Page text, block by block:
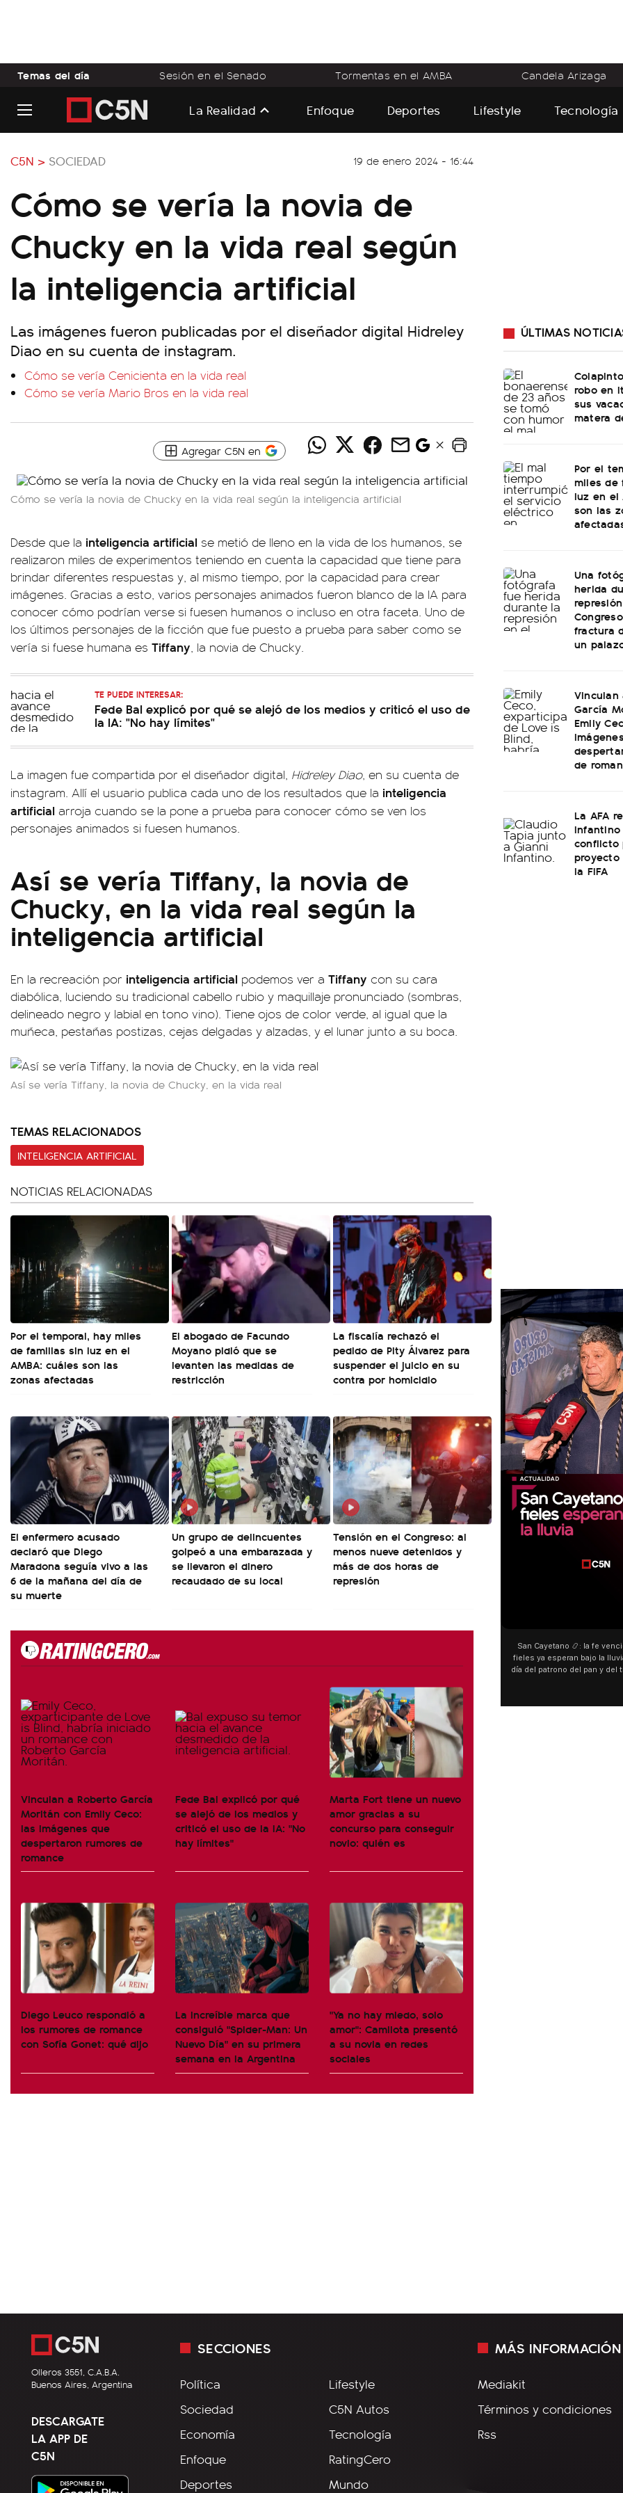
Temas del día Sesión en el Senado Tormentas en el AMBA Candela Arizaga
La Realidad Enfoque Deportes Lifestyle Tecnología
C5N > SOCIEDAD 19 de enero 2024 - 16:44
Cómo se vería la novia de
Chucky en la vida real según
la inteligencia artificial
Las imágenes fueron publicadas por el diseñador digital Hidreley
Diao en su cuenta de instagram.
Cómo se vería Cenicienta en la vida real
Cómo se vería Mario Bros en la vida real
Agregar C5N en
Cómo se vería la novia de Chucky en la vida real según la inteligencia artificial
Desde que la inteligencia artificial se metió de lleno en la vida de los humanos, se
realizaron miles de experimentos teniendo en cuenta la capacidad que tiene para
brindar diferentes respuestas y, al mismo tiempo, por la capacidad para crear
imágenes. Gracias a esto, varios personajes animados fueron blanco de la IA para
conocer cómo podrían verse si fuesen humanos o incluso en otra faceta. Uno de
los últimos personajes de la ficción que fue puesto a prueba para saber como se
vería si fuese humana es Tiffany, la novia de Chucky.
TE PUEDE INTERESAR:
Fede Bal explicó por qué se alejó de los medios y criticó el uso de
la IA: "No hay límites"
La imagen fue compartida por el diseñador digital, Hidreley Diao, en su cuenta de
instagram. Allí el usuario publica cada uno de los resultados que la inteligencia
artificial arroja cuando se la pone a prueba para conocer cómo se ven los
personajes animados si fuesen humanos.
Así se vería Tiffany, la novia de
Chucky, en la vida real según la
inteligencia artificial
En la recreación por inteligencia artificial podemos ver a Tiffany con su cara
diabólica, luciendo su tradicional cabello rubio y maquillaje pronunciado (sombras,
delineado negro y labial en tono vino). Tiene ojos de color verde, al igual que la
muñeca, pestañas postizas, cejas delgadas y alzadas, y el lunar junto a su boca.
Así se vería Tiffany, la novia de Chucky, en la vida real
TEMAS RELACIONADOS
INTELIGENCIA ARTIFICIAL
NOTICIAS RELACIONADAS
Por el temporal, hay miles
de familias sin luz en el
AMBA: cuáles son las
zonas afectadas
El abogado de Facundo
Moyano pidió que se
levanten las medidas de
restricción
La fiscalía rechazó el
pedido de Pity Álvarez para
suspender el juicio en su
contra por homicidio
El enfermero acusado
declaró que Diego
Maradona seguía vivo a las
6 de la mañana del día de
su muerte
Un grupo de delincuentes
golpeó a una embarazada y
se llevaron el dinero
recaudado de su local
Tensión en el Congreso: al
menos nueve detenidos y
más de dos horas de
represión
Vinculan a Roberto García
Moritán con Emily Ceco:
las imágenes que
despertaron rumores de
romance
Fede Bal explicó por qué
se alejó de los medios y
criticó el uso de la IA: "No
hay límites"
Marta Fort tiene un nuevo
amor gracias a su
concurso para conseguir
novio: quién es
Diego Leuco respondió a
los rumores de romance
con Sofía Gonet: qué dijo
La increíble marca que
consiguió "Spider-Man: Un
Nuevo Día" en su primera
semana en la Argentina
"Ya no hay miedo, solo
amor": Camilota presentó
a su novia en redes
sociales
ÚLTIMAS
robo en
sus
matera
Por el
miles de
luz en el
son las
Una
herida
fractura
un
Vinculan
García
Emily
de
La AFA
conflicto
proyecto
la FIFA
San Cayetano 📿: la fe venció
fieles ya esperan bajo la lluvia
día del patrono del pan y del
y pedir. 🎙️
Olleros 3551, C.A.B.A.
Buenos Aires, Argentina
DESCARGATE
LA APP DE
C5N
SECCIONES
Política
Sociedad
Economía
Enfoque
Deportes
Lifestyle
C5N Autos
Tecnología
RatingCero
Mundo
MÁS INFORMACIÓN
Mediakit
Términos y condiciones
Rss